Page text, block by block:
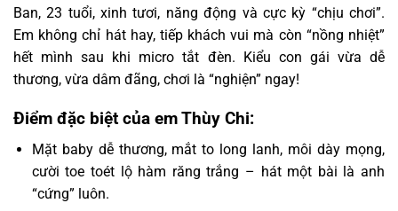
Ban, 23 tuổi, xinh tươi, năng động và cực kỳ “chịu chơi”.
Em không chỉ hát hay, tiếp khách vui mà còn “nồng nhiệt”
hết mình sau khi micro tắt đèn. Kiểu con gái vừa dễ
thương, vừa dâm đãng, chơi là “nghiện” ngay!
Điểm đặc biệt của em Thùy Chi:
Mặt baby dễ thương, mắt to long lanh, môi dày mọng,
cười toe toét lộ hàm răng trắng – hát một bài là anh
“cứng” luôn.